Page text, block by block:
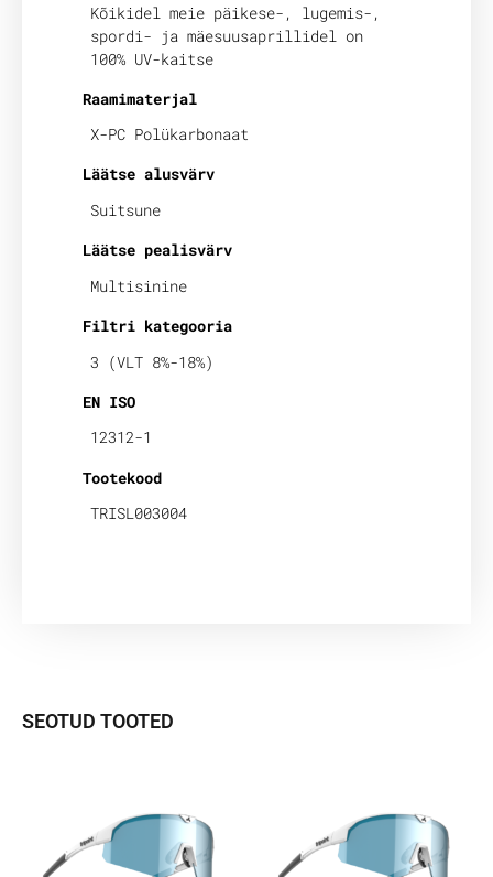
Kõikidel meie päikese-, lugemis-,
spordi- ja mäesuusaprillidel on
100% UV-kaitse
Raamimaterjal
X-PC Polükarbonaat
Läätse alusvärv
Suitsune
Läätse pealisvärv
Multisinine
Filtri kategooria
3 (VLT 8%-18%)
EN ISO
12312-1
Tootekood
TRISL003004
SEOTUD TOOTED